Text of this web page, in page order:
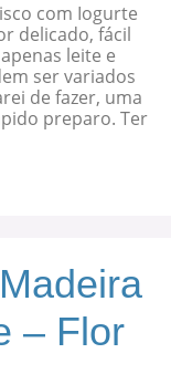
com Iogurte
delicado, fácil
leite e
ser variados
de fazer, uma
preparo. Ter
– Flor